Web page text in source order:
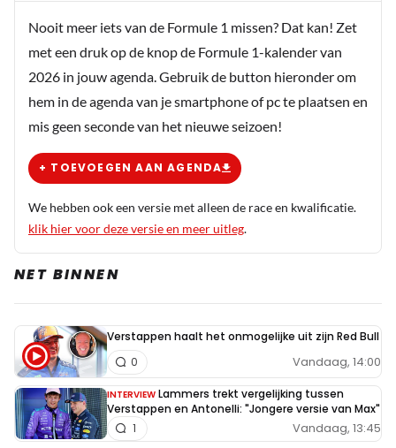
Nooit meer iets van de Formule 1 missen? Dat kan! Zet
met een druk op de knop de Formule 1-kalender van
2026 in jouw agenda. Gebruik de button hieronder om
hem in de agenda van je smartphone of pc te plaatsen en
mis geen seconde van het nieuwe seizoen!
+ TOEVOEGEN AAN AGENDA
We hebben ook een versie met alleen de race en kwalificatie.
klik hier voor deze versie en meer uitleg.
NET BINNEN
Verstappen haalt het onmogelijke uit zijn Red Bull
Vandaag, 14:00
0
INTERVIEW Lammers trekt vergelijking tussen
Verstappen en Antonelli: "Jongere versie van Max"
Vandaag, 13:45
1